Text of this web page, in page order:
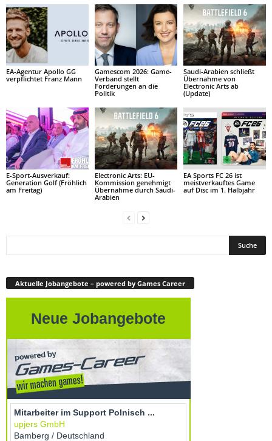
EA-Agentur Apollo GG
verpflichtet Franz Mann
Gamescom 2026: Game-
Verband stellt
Forderungen an die
Politik
Saudi-Arabien schließt
Übernahme von
Electronic Arts ab
(Update)
E-Sport-Ausverkauf:
Generation Golf (Fröhlich
am Freitag)
Electronic Arts: EU-
Kommission genehmigt
Übernahme durch Saudi-
Arabien
EA Sports FC 26 ist
meistverkauftes Game
auf Disc im 1. Halbjahr
Aktuelle Jobangebote – powered by Games Career